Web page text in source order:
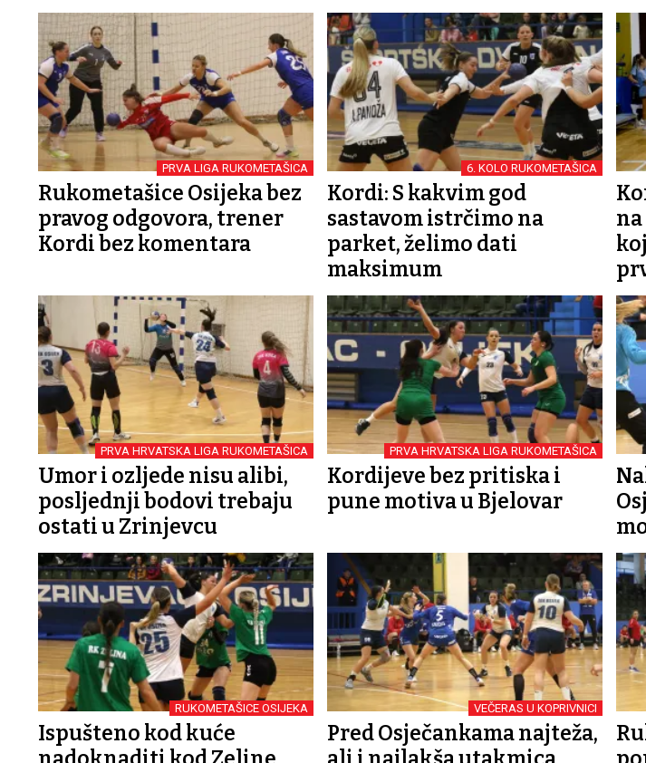
PRVA LIGA RUKOMETAŠICA
Rukometašice Osijeka bez
pravog odgovora, trener
Kordi bez komentara
6. KOLO RUKOMETAŠICA
Kordi: S kakvim god
sastavom istrčimo na
parket, želimo dati
maksimum
PRVA HRVATSKA LIGA RUKOMETAŠICA
Umor i ozljede nisu alibi,
posljednji bodovi trebaju
ostati u Zrinjevcu
PRVA HRVATSKA LIGA RUKOMETAŠICA
Kordijeve bez pritiska i
pune motiva u Bjelovar
RUKOMETAŠICE OSIJEKA
Ispušteno kod kuće
VEČERAS U KOPRIVNICI
Pred Osječankama najteža,